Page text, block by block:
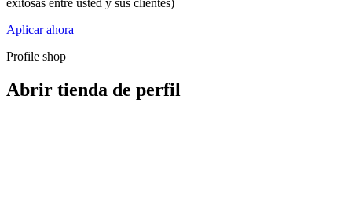
Aplicar ahora
Profile shop
Abrir tienda de perfil